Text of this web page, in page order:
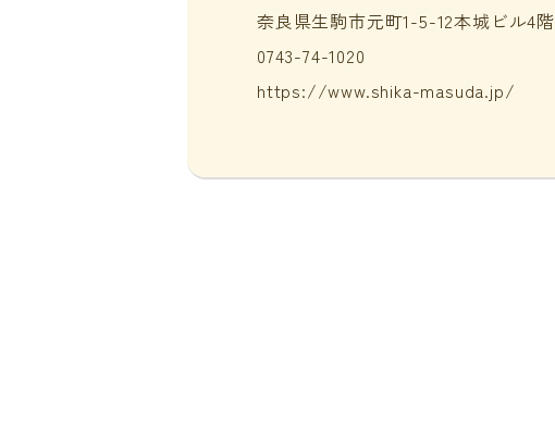
奈良県生駒市元町1-5-12本城ビル4階
0743-74-1020
https://www.shika-masuda.jp/